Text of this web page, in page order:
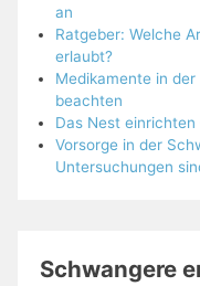
an
Ratgeber: Welche
erlaubt?
Medikamente in
beachten
Das Nest einrichten
Vorsorge in der
Untersuchungen
Schwangere